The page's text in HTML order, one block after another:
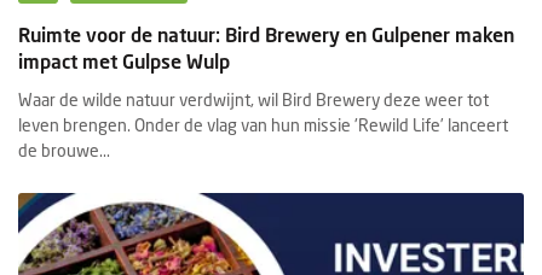
Ruimte voor de natuur: Bird Brewery en Gulpener maken
impact met Gulpse Wulp
Waar de wilde natuur verdwijnt, wil Bird Brewery deze weer tot
leven brengen. Onder de vlag van hun missie 'Rewild Life’ lanceert
de brouwe...